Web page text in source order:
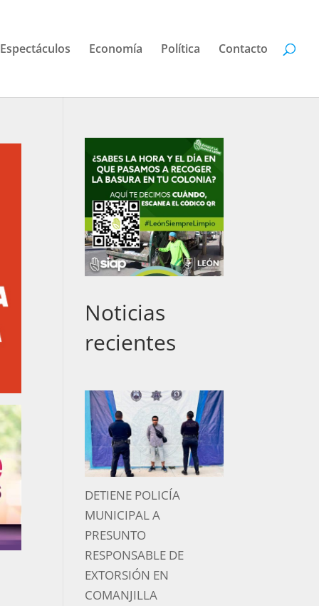
Espectáculos Economía Política Contacto
Noticias
recientes
DETIENE POLICÍA
MUNICIPAL A
PRESUNTO
RESPONSABLE DE
EXTORSIÓN EN
COMANJILLA